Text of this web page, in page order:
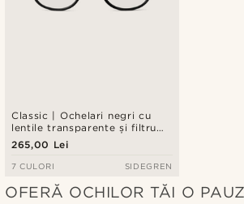
Classic | Ochelari negri cu
lentile transparente și filtru
pentru lumină albastră
265,00 Lei
7 CULORI SIDEGREN
OFERĂ OCHILOR TĂI O